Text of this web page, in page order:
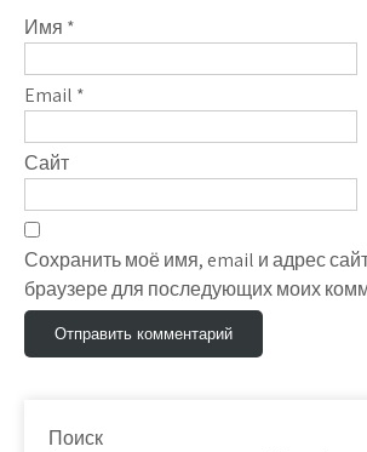
Имя *
Email *
Сайт
Сохранить моё имя, email и адрес
браузере для последующих моих
Поиск